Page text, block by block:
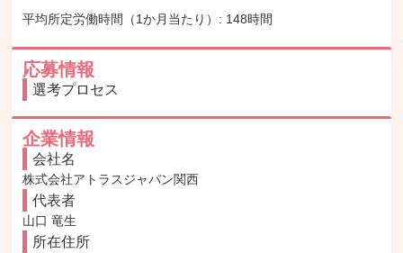
平均所定労働時間（1か月当たり）: 148時間
応募情報
選考プロセス
企業情報
会社名
株式会社アトラスジャパン関西
代表者
山口 竜生
所在住所